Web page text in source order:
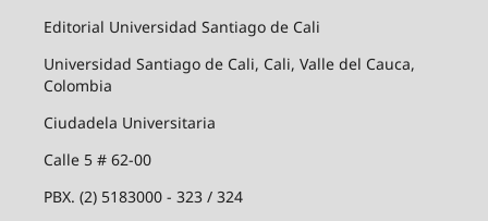
Editorial Universidad Santiago de Cali
Universidad Santiago de Cali, Cali, Valle del Cauca,
Colombia
Ciudadela Universitaria
Calle 5 # 62-00
PBX. (2) 5183000 - 323 / 324